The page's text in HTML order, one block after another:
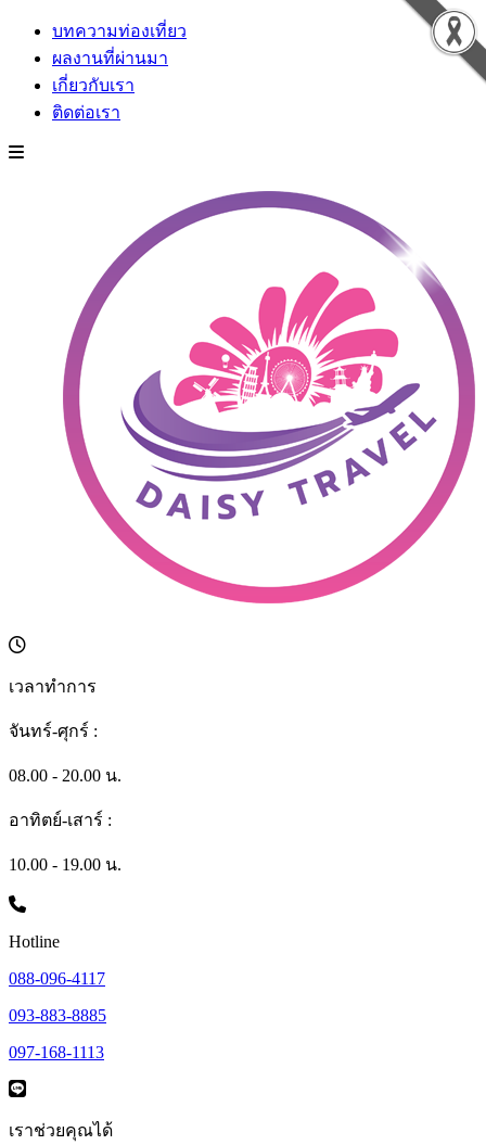
บทความท่องเที่ยว
ผลงานที่ผ่านมา
เกี่ยวกับเรา
ติดต่อเรา
เวลาทำการ
จันทร์-ศุกร์ :
08.00 - 20.00 น.
อาทิตย์-เสาร์ :
10.00 - 19.00 น.
Hotline
088-096-4117
093-883-8885
097-168-1113
เราช่วยคุณได้